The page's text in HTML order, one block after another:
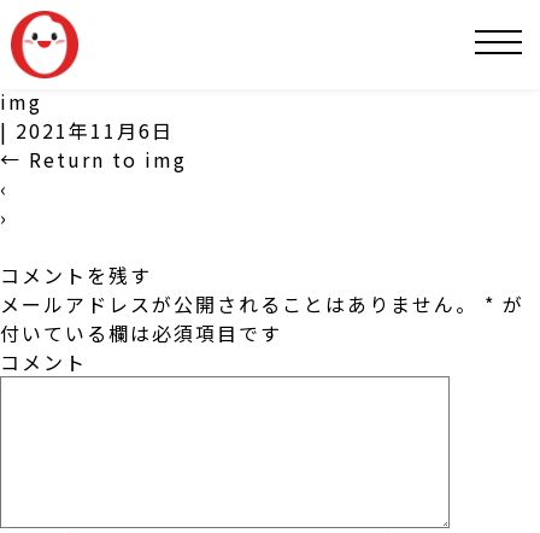
img
| 2021年11月6日
← Return to img
‹
›
コメントを残す
メールアドレスが公開されることはありません。
* が
付いている欄は必須項目です
コメント